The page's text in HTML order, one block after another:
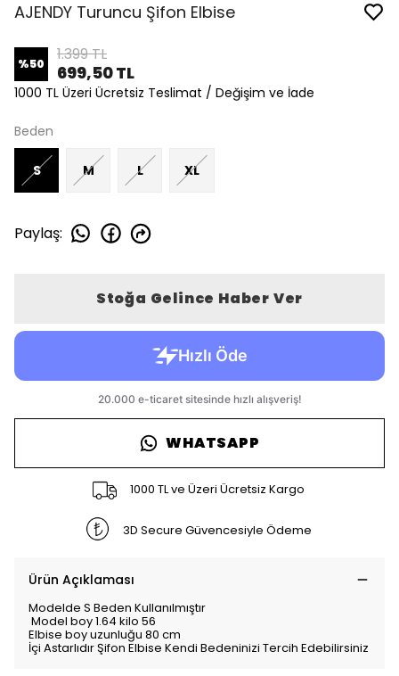
AJENDY Turuncu Şifon Elbise
%50 1.399 TL
699,50 TL
1000 TL Üzeri Ücretsiz Teslimat / Değişim ve İade
Beden
S M L XL
Paylaş:
Stoğa Gelince Haber Ver
WHATSAPP
1000 TL ve Üzeri Ücretsiz Kargo
3D Secure Güvencesiyle Ödeme
Ürün Açıklaması
Modelde S Beden Kullanılmıştır
Model boy 1.64 kilo 56
Elbise boy uzunluğu 80 cm
İçi Astarlıdır Şifon Elbise Kendi Bedeninizi Tercih Edebilirsiniz